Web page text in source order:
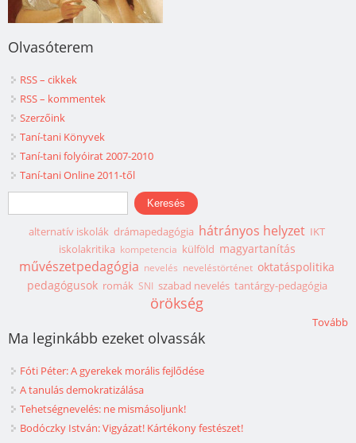
Olvasóterem
RSS – cikkek
RSS – kommentek
Szerzőink
Taní-tani Könyvek
Taní-tani folyóirat 2007-2010
Taní-tani Online 2011-től
Keresés űrlap
Keresés
alternatív iskolák drámapedagógia hátrányos helyzet IKT
iskolakritika kompetencia külföld magyartanítás
művészetpedagógia nevelés neveléstörténet oktatáspolitika
pedagógusok romák SNI szabad nevelés tantárgy-pedagógia
örökség
Tovább
Ma leginkább ezeket olvassák
Fóti Péter: A gyerekek morális fejlődése
A tanulás demokratizálása
Tehetségnevelés: ne mismásoljunk!
Bodóczky István: Vigyázat! Kártékony festészet!